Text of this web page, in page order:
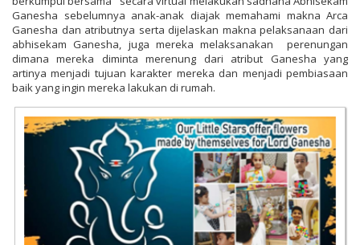
Ganesha sebelumnya anak-anak diajak memahami makna Arca
Ganesha dan atributnya serta dijelaskan makna pelaksanaan dari
abhisekam Ganesha, juga mereka melaksanakan perenungan
dimana mereka diminta merenung dari atribut Ganesha yang
artinya menjadi tujuan karakter mereka dan menjadi pembiasaan
baik yang ingin mereka lakukan di rumah.